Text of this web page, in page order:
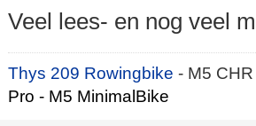
Veel lees- en nog veel
Thys 209 Rowingbike- M5
Pro - M5 MinimalBike